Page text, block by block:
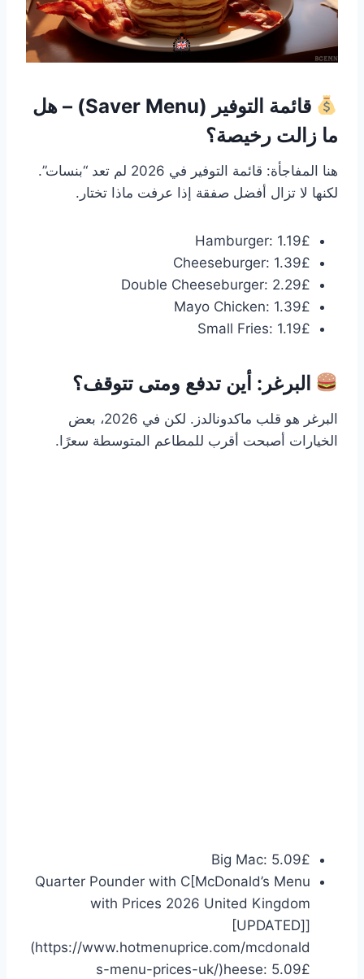
قائمة التوفير (Saver Menu) – هل
ما زالت رخيصة؟
هنا المفاجأة: قائمة التوفير في 2026 لم تعد “بنسات”.
لكنها لا تزال أفضل صفقة إذا عرفت ماذا تختار.
Hamburger: 1.19£
Cheeseburger: 1.39£
Double Cheeseburger: 2.29£
Mayo Chicken: 1.39£
Small Fries: 1.19£
البرغر: أين تدفع ومتى تتوقف؟
البرغر هو قلب ماكدونالدز. لكن في 2026، بعض
الخيارات أصبحت أقرب للمطاعم المتوسطة سعرًا.
Big Mac: 5.09£
Quarter Pounder with C[McDonald’s Menu
with Prices 2026 United Kingdom
[UPDATED]]
(https://www.hotmenuprice.com/mcdonald
s-menu-prices-uk/)heese: 5.09£